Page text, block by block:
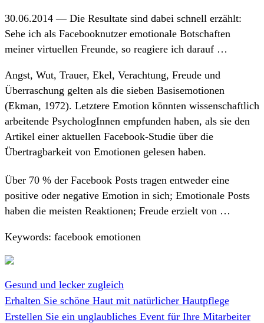
30.06.2014 — Die Resultate sind dabei schnell erzählt:
Sehe ich als Facebooknutzer emotionale Botschaften
meiner virtuellen Freunde, so reagiere ich darauf …
Angst, Wut, Trauer, Ekel, Verachtung, Freude und
Überraschung gelten als die sieben Basisemotionen
(Ekman, 1972). Letztere Emotion könnten wissenschaftlich
arbeitende PsychologInnen empfunden haben, als sie den
Artikel einer aktuellen Facebook-Studie über die
Übertragbarkeit von Emotionen gelesen haben.
Über 70 % der Facebook Posts tragen entweder eine
positive oder negative Emotion in sich; Emotionale Posts
haben die meisten Reaktionen; Freude erzielt von …
Keywords: facebook emotionen
Gesund und lecker zugleich
Erhalten Sie schöne Haut mit natürlicher Hautpflege
Erstellen Sie ein unglaubliches Event für Ihre Mitarbeiter